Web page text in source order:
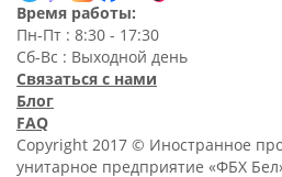
Время работы:
Пн-Пт : 8:30 - 17:30
Сб-Вс : Выходной день
Связаться с нами
Блог
FAQ
Copyright 2017 © Иностранное
унитарное предприятие «ФБХ